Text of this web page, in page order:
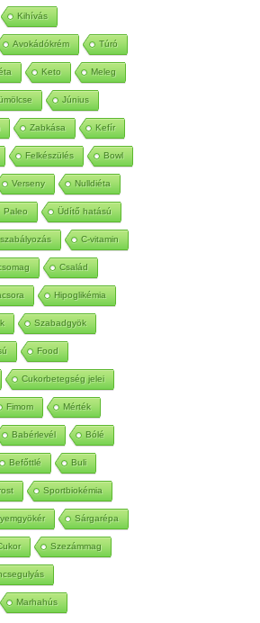
Kihívás
Avokádókrém Túró
Keto Meleg
Június
Zabkása Kefír
Felkészülés Bowl
Verseny Nulldiéta
Paleo Üdítő hatású
C-vitamin
Család
Hipoglikémia
Szabadgyök
Food
Cukorbetegség jelei
Fimom Mérték
Babérlevél Bólé
Befőttlé Buli
Sportbiokémia
Sárgarépa
Szezámmag
Marhahús